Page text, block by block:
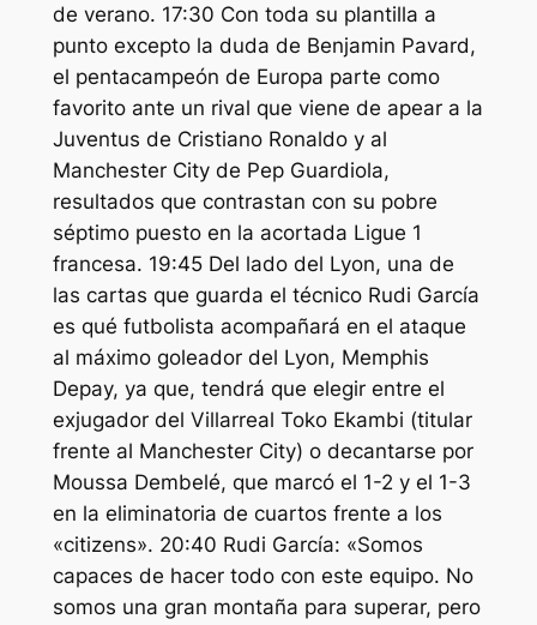
de verano. 17:30 Con toda su plantilla a
punto excepto la duda de Benjamin Pavard,
el pentacampeón de Europa parte como
favorito ante un rival que viene de apear a la
Juventus de Cristiano Ronaldo y al
Manchester City de Pep Guardiola,
resultados que contrastan con su pobre
séptimo puesto en la acortada Ligue 1
francesa. 19:45 Del lado del Lyon, una de
las cartas que guarda el técnico Rudi García
es qué futbolista acompañará en el ataque
al máximo goleador del Lyon, Memphis
Depay, ya que, tendrá que elegir entre el
exjugador del Villarreal Toko Ekambi (titular
frente al Manchester City) o decantarse por
Moussa Dembelé, que marcó el 1-2 y el 1-3
en la eliminatoria de cuartos frente a los
«citizens». 20:40 Rudi García: «Somos
capaces de hacer todo con este equipo. No
somos una gran montaña para superar, pero